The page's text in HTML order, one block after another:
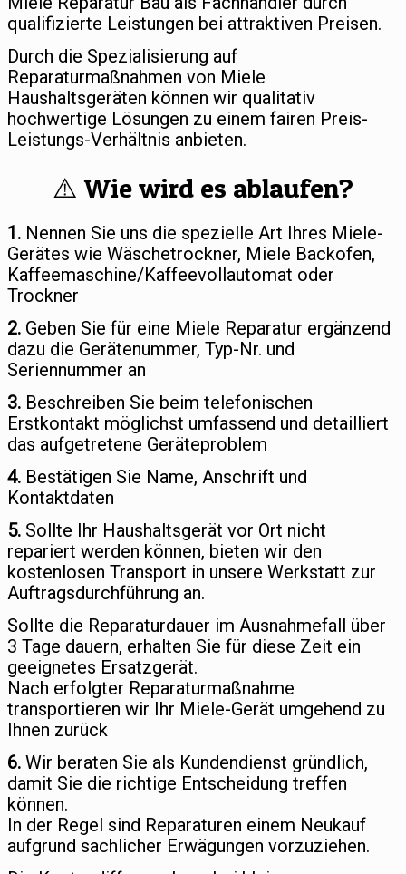
qualifizierte Leistungen bei attraktiven Preisen.
Durch die Spezialisierung auf
Reparaturmaßnahmen von Miele
Haushaltsgeräten können wir qualitativ
hochwertige Lösungen zu einem fairen Preis-
Leistungs-Verhältnis anbieten.
⚠️ Wie wird es ablaufen?
1. Nennen Sie uns die spezielle Art Ihres Miele-
Gerätes wie Wäschetrockner, Miele Backofen,
Kaffeemaschine/Kaffeevollautomat oder
Trockner
2. Geben Sie für eine Miele Reparatur ergänzend
dazu die Gerätenummer, Typ-Nr. und
Seriennummer an
3. Beschreiben Sie beim telefonischen
Erstkontakt möglichst umfassend und detailliert
das aufgetretene Geräteproblem
4. Bestätigen Sie Name, Anschrift und
Kontaktdaten
5. Sollte Ihr Haushaltsgerät vor Ort nicht
repariert werden können, bieten wir den
kostenlosen Transport in unsere Werkstatt zur
Auftragsdurchführung an.
Sollte die Reparaturdauer im Ausnahmefall über
3 Tage dauern, erhalten Sie für diese Zeit ein
geeignetes Ersatzgerät.
Nach erfolgter Reparaturmaßnahme
transportieren wir Ihr Miele-Gerät umgehend zu
Ihnen zurück
6. Wir beraten Sie als Kundendienst gründlich,
damit Sie die richtige Entscheidung treffen
können.
In der Regel sind Reparaturen einem Neukauf
aufgrund sachlicher Erwägungen vorzuziehen.